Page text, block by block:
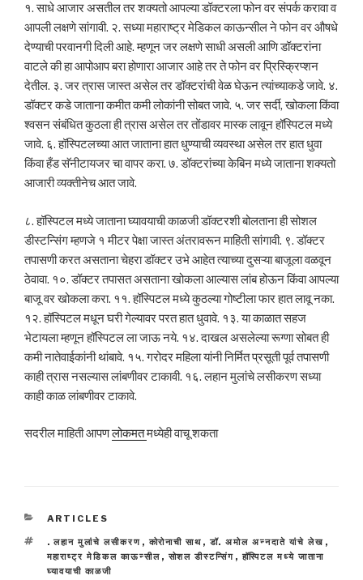
१. साधे आजार असतील तर शक्यतो आपल्या डॉक्टरला फोन वर संपर्क करावा व
आपली लक्षणे सांगावी. २. सध्या महाराष्ट्र मेडिकल काऊन्सील ने फोन वर औषधे
देण्याची परवानगी दिली आहे. म्हणून जर लक्षणे साधी असली आणि डॉक्टरांना
वाटले की हा आपोआप बरा होणारा आजार आहे तर ते फोन वर प्रिस्क्रिप्शन
देतील. ३. जर त्रास जास्त असेल तर डॉक्टरांची वेळ घेऊन त्यांच्याकडे जावे. ४.
डॉक्टर कडे जाताना कमीत कमी लोकांनी सोबत जावे. ५. जर सर्दी, खोकला किंवा
श्वसन संबंधित कुठला ही त्रास असेल तर तोंडावर मास्क लावून हॉस्पिटल मध्ये
जावे. ६. हॉस्पिटलच्या आत जाताना हात धुण्याची व्यवस्था असेल तर हात धुवा
किंवा हँड सॅनीटायजर चा वापर करा. ७. डॉक्टरांच्या केबिन मध्ये जाताना शक्यतो
आजारी व्यक्तीनेच आत जावे.
८. हॉस्पिटल मध्ये जाताना घ्यावयाची काळजी डॉक्टरशी बोलताना ही सोशल
डीस्टन्सिंग म्हणजे १ मीटर पेक्षा जास्त अंतरावरून माहिती सांगावी. ९. डॉक्टर
तपासणी करत असताना चेहरा डॉक्टर उभे आहेत त्याच्या दुसऱ्या बाजूला वळवून
ठेवावा. १०. डॉक्टर तपासत असताना खोकला आल्यास लांब होऊन किंवा आपल्या
बाजू वर खोकला करा. ११. हॉस्पिटल मध्ये कुठल्या गोष्टीला फार हात लावू नका.
१२. हॉस्पिटल मधून घरी गेल्यावर परत हात धुवावे. १३. या काळात सहज
भेटायला म्हणून हॉस्पिटल ला जाऊ नये. १४. दाखल असलेल्या रूग्णा सोबत ही
कमी नातेवाईकांनी थांबावे. १५. गरोदर महिला यांनी निर्मित प्रसूती पूर्व तपासणी
काही त्रास नसल्यास लांबणीवर टाकावी. १६. लहान मुलांचे लसीकरण सध्या
काही काळ लांबणीवर टाकावे.
सदरील माहिती आपणलोकमतमध्येही वाचू शकता
CATEGORIES
ARTICLES
TAGS
. लहान मुलांचे लसीकरण , कोरोनाची साथ , डॉ. अमोल अन्नदाते यांचे लेख ,
महाराष्ट्र मेडिकल काऊन्सील , सोशल डीस्टन्सिंग , हॉस्पिटल मध्ये जाताना
घ्यावयाची काळजी